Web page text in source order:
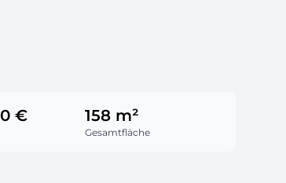
€
Gesamtfläche
158 m²